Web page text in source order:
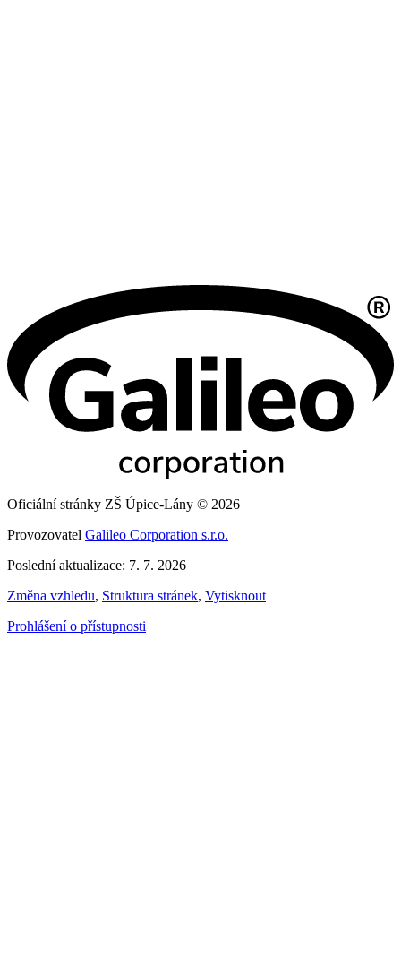
Oficiální stránky ZŠ Úpice-Lány © 2026
Provozovatel Galileo Corporation s.r.o.
Poslední aktualizace: 7. 7. 2026
Změna vzhledu, Struktura stránek, Vytisknout
Prohlášení o přístupnosti